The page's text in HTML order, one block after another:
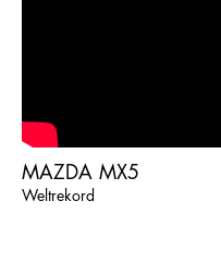
MAZDA MX5
Weltrekord